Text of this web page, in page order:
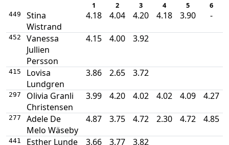
1 2 3 4 5 6
449
Stina
Wistrand
4.18 4.04 4.20 4.18 3.90 -
452
Vanessa
Jullien
Persson
4.15 4.00 3.92
415
Lovisa
Lundgren
3.86 2.65 3.72
297
Olivia Granli
Christensen
3.99 4.20 4.02 4.02 4.09 4.27
277
Adele De
Melo Wäseby
4.87 3.75 4.72 2.30 4.72 4.85
441 Esther Lunde 3.66 3.77 3.82